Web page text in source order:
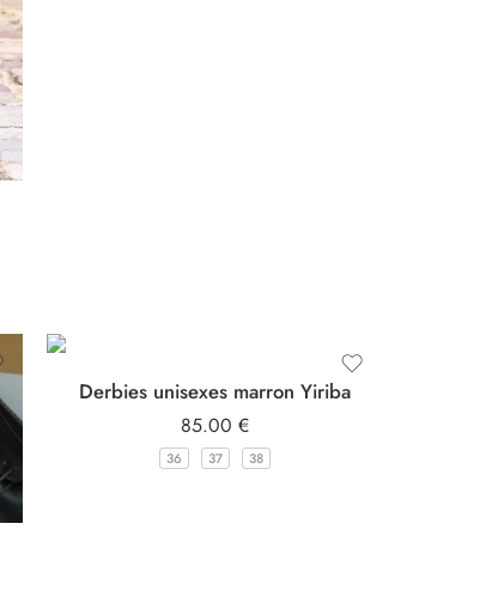
Derbies unisexes marron Yiriba
85.00 €
36 37 38